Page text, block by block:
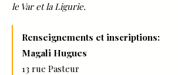
le Var et la Ligurie.
Renseignements et inscriptions:
Magali Hugues
13 rue Pasteur